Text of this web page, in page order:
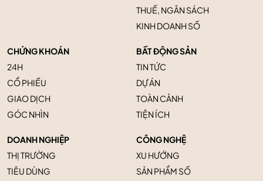
THUẾ, NGÂN SÁCH
KINH DOANH SỐ
CHỨNG KHOÁN
24H
CỔ PHIẾU
GIAO DỊCH
GÓC NHÌN
BẤT ĐỘNG SẢN
TIN TỨC
DỰ ÁN
TOÀN CẢNH
TIỆN ÍCH
DOANH NGHIỆP
THỊ TRƯỜNG
TIÊU DÙNG
CÔNG NGHỆ
XU HƯỚNG
SẢN PHẨM SỐ